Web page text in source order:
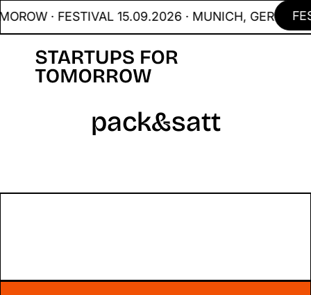
· FESTIVAL 15.09.2026 · MUNICH, GER
pack&satt